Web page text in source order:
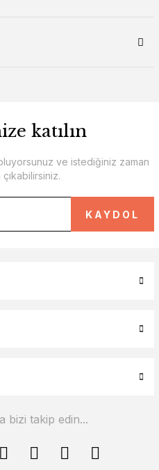
katılın
ve istediğiniz zaman
KAYDOL
bizi takip edin...